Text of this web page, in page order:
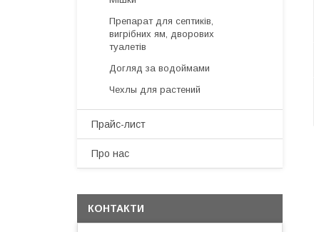
Препарат для септиків,
вигрібних ям, дворових
туалетів
Догляд за водоймами
Чехлы для растений
Прайс-лист
Про нас
КОНТАКТИ